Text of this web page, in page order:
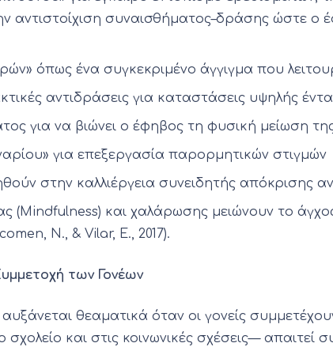
αντιστοίχιση συναισθήματος–δράσης ώστε ο
όπως ένα συγκεκριμένο άγγιγμα που
αντιδράσεις για καταστάσεις υψηλής
για να βιώνει ο έφηβος τη φυσική μείωση
για επεξεργασία παρορμητικών στιγμών
στην καλλιέργεια συνειδητής απόκρισης
(Mindfulness) και χαλάρωσης μειώνουν το
N., & Vilar, E., 2017).
των Γονέων
θεαματικά όταν οι γονείς
και στις κοινωνικές σχέσεις— απαιτεί